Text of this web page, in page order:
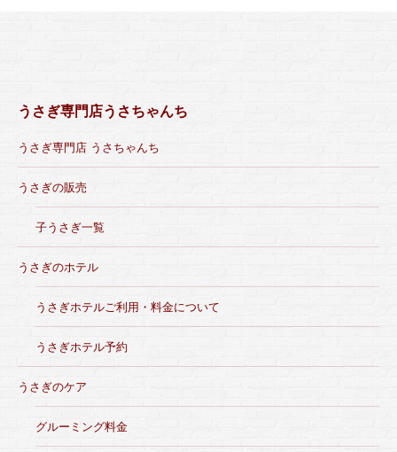
うさぎ専門店うさちゃんち
うさぎ専門店 うさちゃんち
うさぎの販売
子うさぎ一覧
うさぎのホテル
うさぎホテルご利用・料金について
うさぎホテル予約
うさぎのケア
グルーミング料金